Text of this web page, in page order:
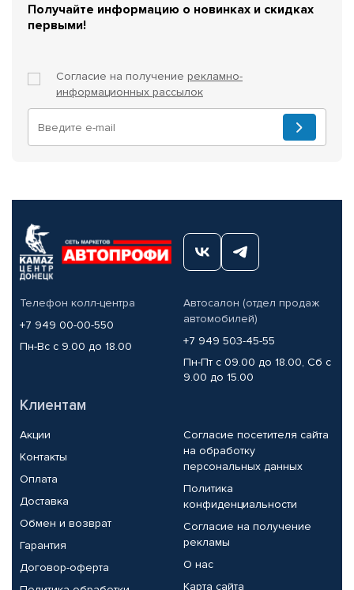
Получайте информацию о новинках и скидках
первыми!
Согласие на получение рекламно-
информационных рассылок
Телефон колл-центра
+7 949 00-00-550
Пн-Вс с 9.00 до 18.00
Автосалон (отдел продаж
автомобилей)
+7 949 503-45-55
Пн-Пт с 09.00 до 18.00, Сб с
9.00 до 15.00
Клиентам
Акции
Контакты
Оплата
Доставка
Обмен и возврат
Гарантия
Договор-оферта
Согласие посетителя сайта
на обработку
персональных данных
Политика
конфиденциальности
Согласие на получение
рекламы
О нас
Карта сайта